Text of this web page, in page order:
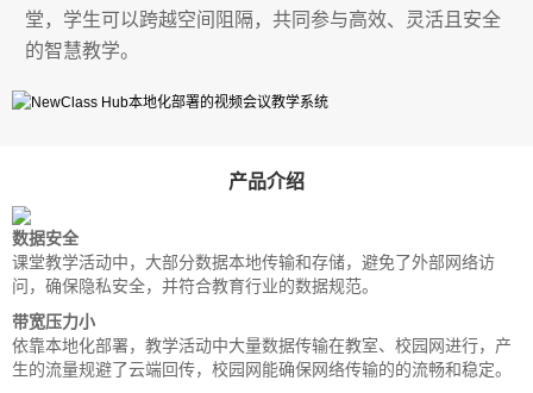
堂，学生可以跨越空间阻隔，共同参与高效、灵活且安全
的智慧教学。
产品介绍
数据安全
课堂教学活动中，大部分数据本地传输和存储，避免了外部网络访
问，确保隐私安全，并符合教育行业的数据规范。
带宽压力小
依靠本地化部署，教学活动中大量数据传输在教室、校园网进行，产
生的流量规避了云端回传，校园网能确保网络传输的的流畅和稳定。